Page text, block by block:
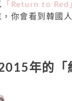
「Return to Red
你會看到韓國
年的「